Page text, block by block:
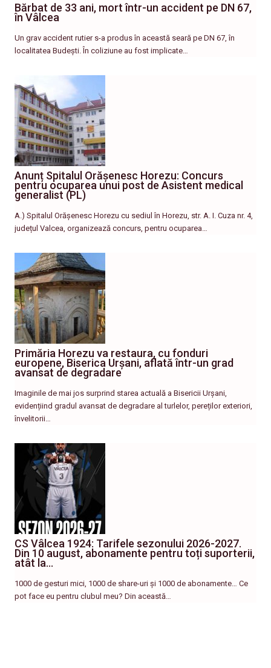
Bărbat de 33 ani, mort într-un accident pe DN 67,
în Vâlcea
Un grav accident rutier s-a produs în această seară pe DN 67, în
localitatea Budești. În coliziune au fost implicate…
Anunț Spitalul Orășenesc Horezu: Concurs
pentru ocuparea unui post de Asistent medical
generalist (PL)
A.) Spitalul Orășenesc Horezu cu sediul în Horezu, str. A. I. Cuza nr. 4,
județul Valcea, organizează concurs, pentru ocuparea…
Primăria Horezu va restaura, cu fonduri
europene, Biserica Urșani, aflată într-un grad
avansat de degradare
Imaginile de mai jos surprind starea actuală a Bisericii Urșani,
evidențiind gradul avansat de degradare al turlelor, pereților exteriori,
învelitorii…
CS Vâlcea 1924: Tarifele sezonului 2026-2027.
Din 10 august, abonamente pentru toți suporterii,
atât la…
1000 de gesturi mici, 1000 de share-uri și 1000 de abonamente… Ce
pot face eu pentru clubul meu? Din această…